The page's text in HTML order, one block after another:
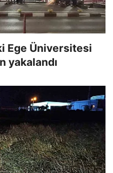
Ege Üniversitesi
yakalandı